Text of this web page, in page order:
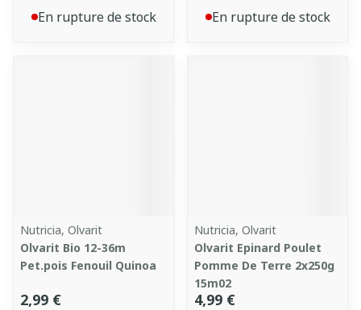
En rupture de stock En rupture de stock
Nutricia, Olvarit
Olvarit Bio 12-36m
Pet.pois Fenouil Quinoa
2,99 €
Nutricia, Olvarit
Olvarit Epinard Poulet
Pomme De Terre 2x250g
15m02
4,99 €